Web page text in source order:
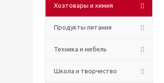
Хозтовары и химия
Продукты питания
Техника и мебель
Школа и творчество